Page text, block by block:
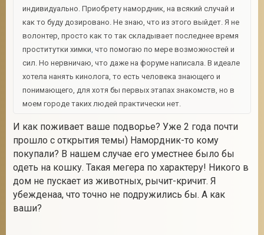
индивидуально. Приобрету намордник, на всякий случай и
как то буду дозировано. Не знаю, что из этого выйдет. Я не
волонтер, просто как то так складывает последнее время
проститутки химки, что помогаю по мере возможностей и
сил. Но нервничаю, что даже на форуме написала. В идеале
хотела нанять кинолога, то есть человека знающего и
понимающего, для хотя бы первых этапах знакомств, но в
моем городе таких людей практически нет.
И как поживает ваше подворье? Уже 2 года почти
прошло с открытия темы) Намордник-то кому
покупали? В нашем случае его уместнее было бы
одеть на кошку. Такая мегера по характеру! Никого в
дом не пускает из животных, рычит-кричит. Я
убежденаа, что точно не подружились бы. А как
ваши?